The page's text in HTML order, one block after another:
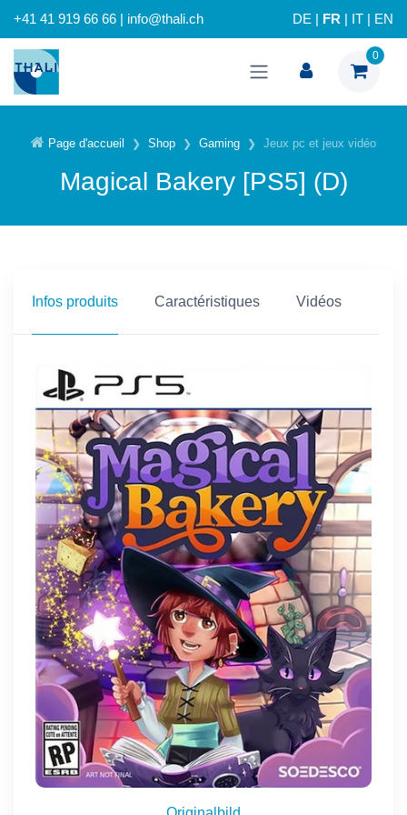
+41 41 919 66 66 | info@thali.ch DE FR IT EN
0
Page d'accueil Shop Gaming Jeux pc et jeux vidéo
Magical Bakery [PS5] (D)
Infos produits Caractéristiques Vidéos